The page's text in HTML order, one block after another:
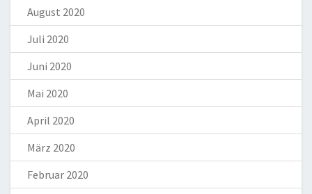
August 2020
Juli 2020
Juni 2020
Mai 2020
April 2020
März 2020
Februar 2020